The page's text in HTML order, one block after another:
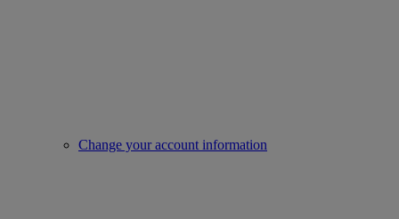
Change your account information